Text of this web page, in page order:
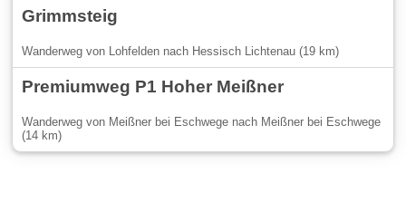
Grimmsteig
Wanderweg von Lohfelden nach Hessisch Lichtenau (19 km)
Premiumweg P1 Hoher Meißner
Wanderweg von Meißner bei Eschwege nach Meißner bei Eschwege
(14 km)